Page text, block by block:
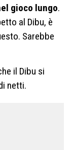
gioco lungo.
al Dibu, è
Sarebbe
il Dibu si
netti.